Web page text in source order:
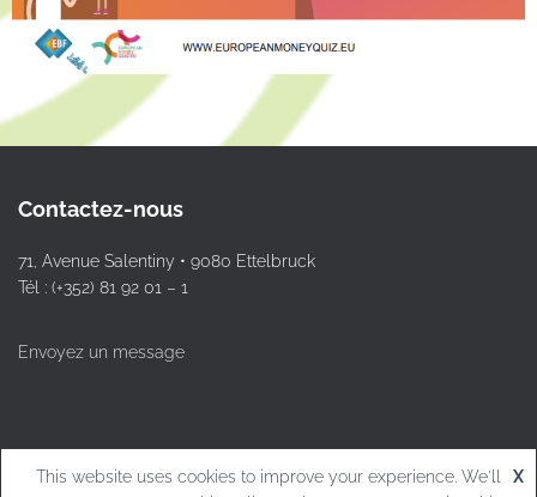
Contactez-nous
71, Avenue Salentiny • 9080 Ettelbruck
Tél : (+352) 81 92 01 – 1
Envoyez un message
This website uses cookies to improve your experience. We'll
X